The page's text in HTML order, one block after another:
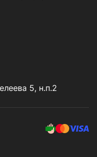
5, н.п.2